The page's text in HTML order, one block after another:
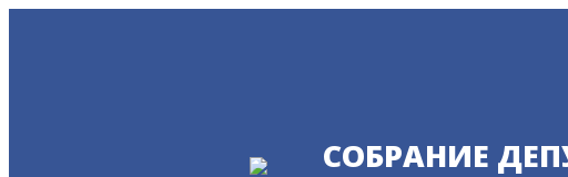
СОБРАНИЕ